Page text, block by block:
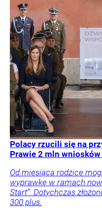
Polacy rzucili się na
Prawie 2 mln
Od miesiąca rodzice
wyprawkę w ramach
Start”. Dotychczas
300 plus.